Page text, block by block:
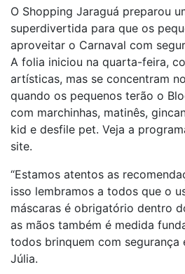
O Shopping Jaraguá preparou
superdivertida para que os
aproveitar o Carnaval com
A folia iniciou na quarta-feira,
artísticas, mas se concentram
quando os pequenos terão o
com marchinhas, matinês,
kid e desfile pet. Veja a
site.
“Estamos atentos as
isso lembramos a todos que o
máscaras é obrigatório dentro
as mãos também é medida
todos brinquem com segurança
Júlia.